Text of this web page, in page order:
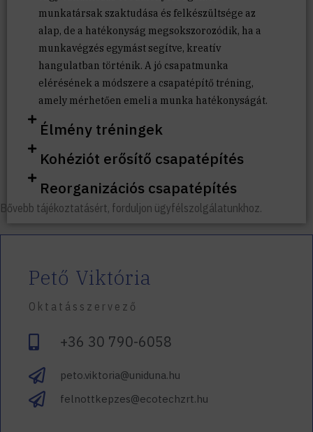
munkatársak szaktudása és felkészültsége az
alap, de a hatékonyság megsokszorozódik, ha a
munkavégzés egymást segítve, kreatív
hangulatban történik. A jó csapatmunka
elérésének a módszere a csapatépítő tréning,
amely mérhetően emeli a munka hatékonyságát.
Élmény tréningek
Kohéziót erősítő csapatépítés
Reorganizációs csapatépítés
Bővebb tájékoztatásért, forduljon ügyfélszolgálatunkhoz.
Pető Viktória
Oktatásszervező
+36 30 790-6058
peto.viktoria@uniduna.hu
felnottkepzes@ecotechzrt.hu